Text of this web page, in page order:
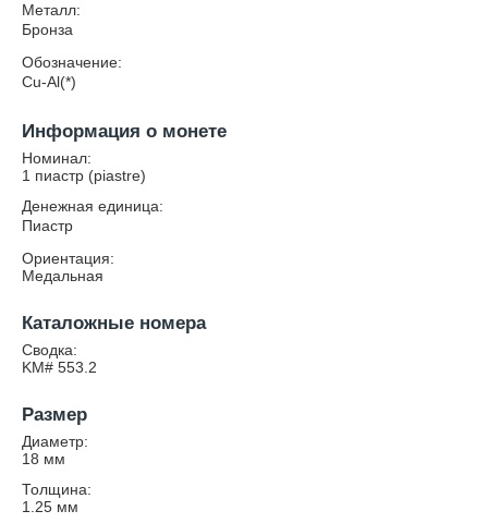
Металл:
Бронза
Обозначение:
Cu-Al(*)
Информация о монете
Номинал:
1 пиастр (piastre)
Денежная единица:
Пиастр
Ориентация:
Медальная
Каталожные номера
Сводка:
KM# 553.2
Размер
Диаметр:
18 мм
Толщина:
1.25 мм